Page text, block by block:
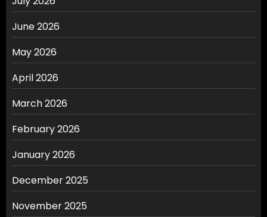
June 2026
May 2026
April 2026
March 2026
February 2026
January 2026
December 2025
November 2025